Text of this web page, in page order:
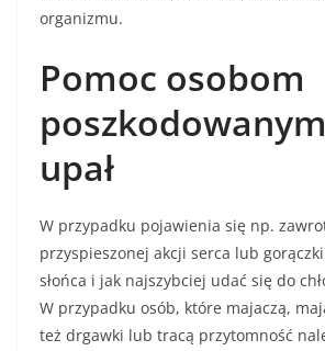
organizmu.
Pomoc osobom
upał
W przypadku pojawienia się np.
przyspieszonej akcji serca lub
słońca i jak najszybciej udać się do
W przypadku osób, które majaczą,
też drgawki lub tracą przytomność